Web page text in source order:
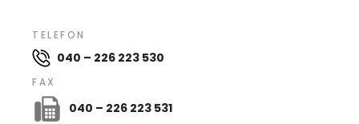
TELEFON
040 – 226 223 530
FAX
040 – 226 223 531